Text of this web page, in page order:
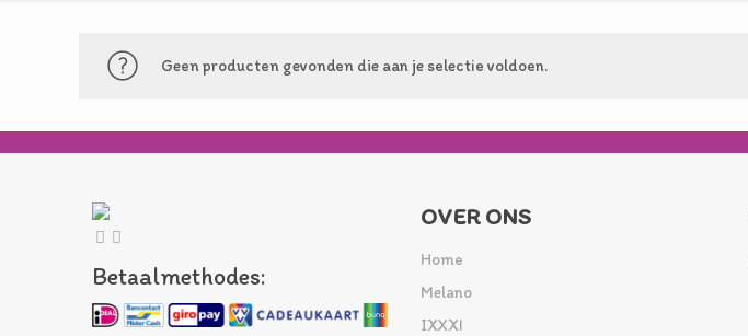
Geen producten gevonden die aan je selectie voldoen.
Betaalmethodes:
OVER ONS
Home
Melano
IXXXI